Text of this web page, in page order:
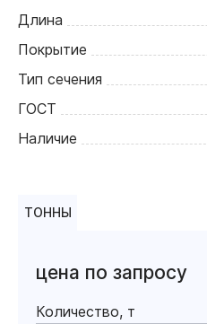
Длина
Покрытие
Тип сечения
ГОСТ
Наличие
ТОННЫ
цена по запросу
Количество, т